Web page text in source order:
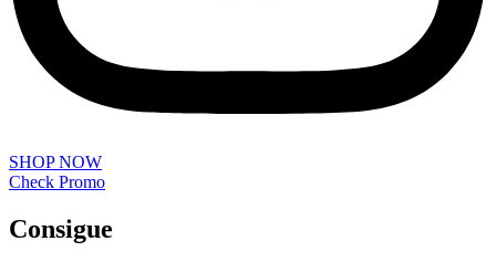
SHOP NOW
Check Promo
Consigue